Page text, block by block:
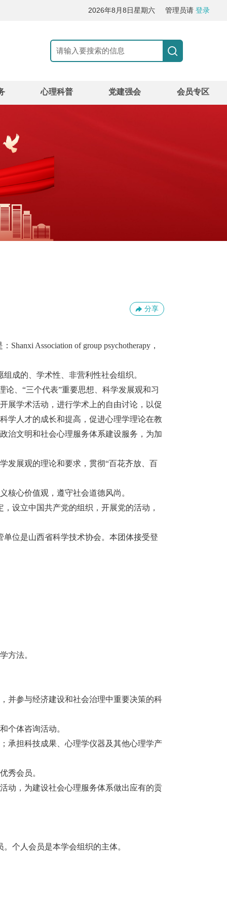
管理员请登录
2026年8月8日星期六
心理科普 党建强会 会员专区
分享
Association of group psychotherapy，
成的、学术性、非营利性社会组织。
论、“三个代表”重要思想、科学发展观和习
展学术活动，进行学术上的自由讨论，以促
学人才的成长和提高，促进心理学理论在教
治文明和社会心理服务体系建设服务，为加
发展观的理论和要求，贯彻“百花齐放、百
核心价值观，遵守社会道德风尚。
设立中国共产党的组织，开展党的活动，
位是山西省科学技术协会。本团体接受登
方法。
并参与经济建设和社会治理中重要决策的科
个体咨询活动。
承担科技成果、心理学仪器及其他心理学产
秀会员。
动，为建设社会心理服务体系做出应有的贡
个人会员是本学会组织的主体。